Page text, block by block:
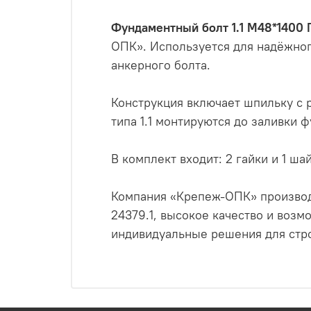
Фундаментный болт 1.1 М48*1400
ОПК». Используется для
анкерного болта.
Конструкция включает шпильку
типа 1.1 монтируются до заливки
В комплект входит: 2 гайки и 1
Компания «Крепеж-ОПК»
24379.1, высокое качество и
индивидуальные решения для